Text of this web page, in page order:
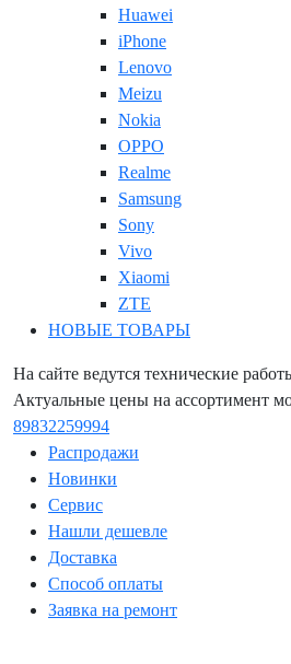
Huawei
iPhone
Lenovo
Meizu
Nokia
OPPO
Realme
Samsung
Sony
Vivo
Xiaomi
ZTE
НОВЫЕ ТОВАРЫ
На сайте ведутся технические
Актуальные цены на ассортимент
89832259994
Распродажи
Новинки
Сервис
Нашли дешевле
Доставка
Способ оплаты
Заявка на ремонт